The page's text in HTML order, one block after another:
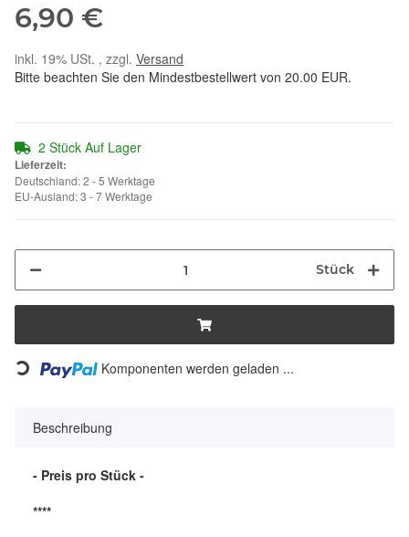
6,90 €
inkl. 19% USt. , zzgl. Versand
Bitte beachten Sie den Mindestbestellwert von 20.00 EUR.
2 Stück Auf Lager
Lieferzeit:
Deutschland: 2 - 5 Werktage
EU-Ausland: 3 - 7 Werktage
Stück
Loading... Komponenten werden geladen ...
Beschreibung
- Preis pro Stück -
****